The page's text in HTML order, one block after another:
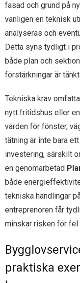
fasad och grund på
vanligen en teknisk
analyseras och
Detta syns tydligt i
både plan och
förstärkningar är
Tekniska krav
nytt fritidshus eller en
värden för fönster,
tätning är inte bara
investering, särskilt
en genomarbetad
både
tekniska handlingar
entreprenören får
minskar risken för fel
praktiska